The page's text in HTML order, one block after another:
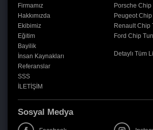
Firmamız
Hakkımızda
Ekibimiz
Eğitim
Bayilik
İnsan Kaynakları
Referanslar
SSS
İLETİŞİM
Porsche Chip
Peugeot
Renault Chip
Ford Chip
Detaylı Tüm
Sosyal Medya